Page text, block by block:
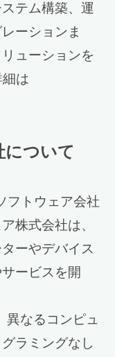
テム構築、運
ーションま
ューションを
は
について
トウェア会社
株式会社は、
ーやデバイス
ービスを開
なるコンピュ
ラミングなし